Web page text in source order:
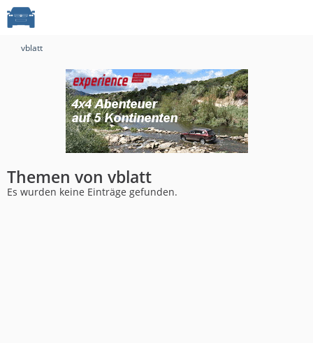
vblatt
Themen von vblatt
Es wurden keine Einträge gefunden.